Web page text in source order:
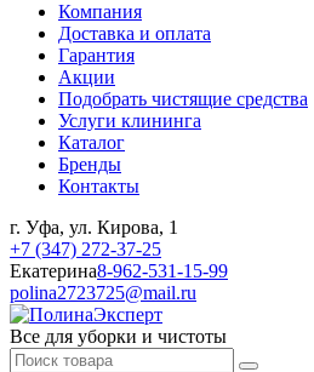
Компания
Доставка и оплата
Гарантия
Акции
Подобрать чистящие средства
Услуги клининга
Каталог
Бренды
Контакты
г. Уфа, ул. Кирова, 1
+7 (347) 272-37-25
Екатерина8-962-531-15-99
polina2723725@mail.ru
Все для уборки и чистоты